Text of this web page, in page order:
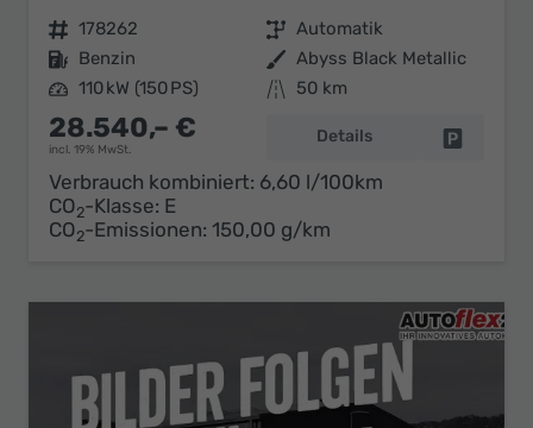
Fahrzeugnr. 178262 Getriebe Automatik
Kraftstoff Benzin Außenfarbe Abyss Black Metallic
Leistung 110 kW (150 PS) Kilometerstand 50 km
28.540,– €
incl. 19% MwSt.
Details
Verbrauch kombiniert: 6,60 l/100km
CO2-Klasse: E
CO2-Emissionen: 150,00 g/km